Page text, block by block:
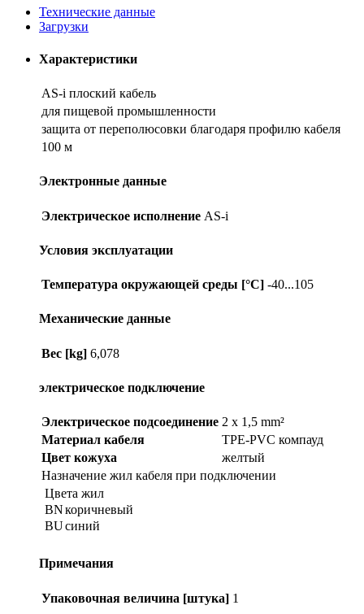
Технические данные
Загрузки
Характеристики
AS-i плоский кабель
для пищевой промышленности
защита от переполюсовки благодаря профилю кабеля
100 м
Электронные данные
Электрическое исполнение AS-i
Условия эксплуатации
Температура окружающей среды [°C] -40...105
Механические данные
Вес [kg] 6,078
электрическое подключение
Электрическое подсоединение 2 x 1,5 mm²
Материал кабеля
TPE-PVC компауд
Цвет кожуха
желтый
Назначение жил кабеля при подключении
Цвета жил
BNкоричневый
BUсиний
Примечания
Упаковочная величина [штука] 1